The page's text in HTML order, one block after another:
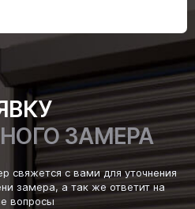
ЗАМЕРА
свяжется с вами для уточнения
замера, а так же ответит на
вопросы